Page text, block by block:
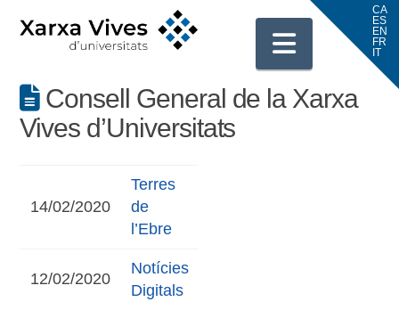
Consell General de la Xarxa
Vives d’Universitats
14/02/2020
Terres
de
l’Ebre
12/02/2020
Notícies
Digitals